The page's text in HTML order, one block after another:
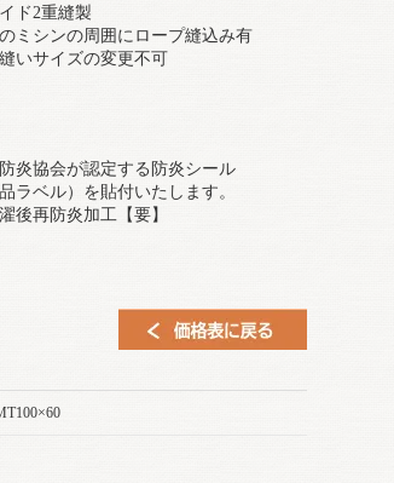
ド2重縫製
ミシンの周囲にロープ縫込み有
いサイズの変更不可
炎協会が認定する防炎シール
ラベル）を貼付いたします。
再防炎加工【要】